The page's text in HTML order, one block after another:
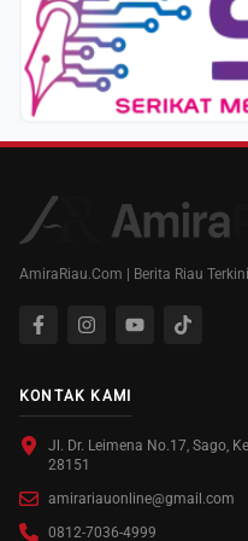
AmiraRiau.Com | Berita Riau
KONTAK KAMI
Jl. Dr. Leimena No.17, Sago,
28151
amirariauonline@gmail.com
0812-7036-4999